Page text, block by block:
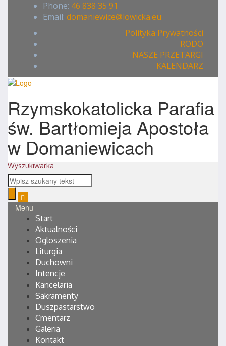
Phone: 46 838 35 91
Email: domaniewice@lowicka.eu
Polityka Prywatności
RODO
NASZE PRZETARGI
KALENDARZ
Rzymskokatolicka Parafia
św. Bartłomieja Apostoła
w Domaniewicach
Wyszukiwarka
Menu
Start
Aktualności
Ogloszenia
Liturgia
Duchowni
Intencje
Kancelaria
Sakramenty
Duszpastarstwo
Cmentarz
Galeria
Kontakt